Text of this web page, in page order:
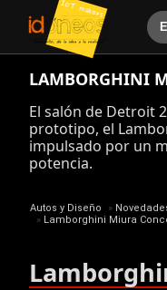
LAMBORGHINI
El salón de Detroit
prototipo, el
impulsado por un
potencia.
Autos y Diseño »
» Lamborghini Miura